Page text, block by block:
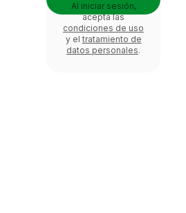
Al iniciar sesión,
acepta las
condiciones de uso
y el tratamiento de
datos personales.